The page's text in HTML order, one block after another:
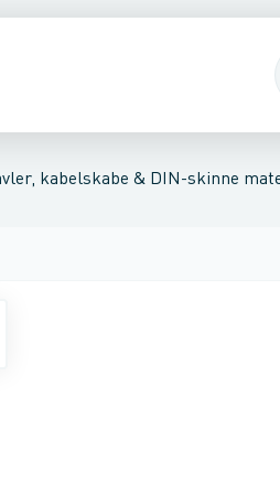
kabelskabe & DIN-skinne
& lampeudtag
Fordelings-/
skab) Dækplade /